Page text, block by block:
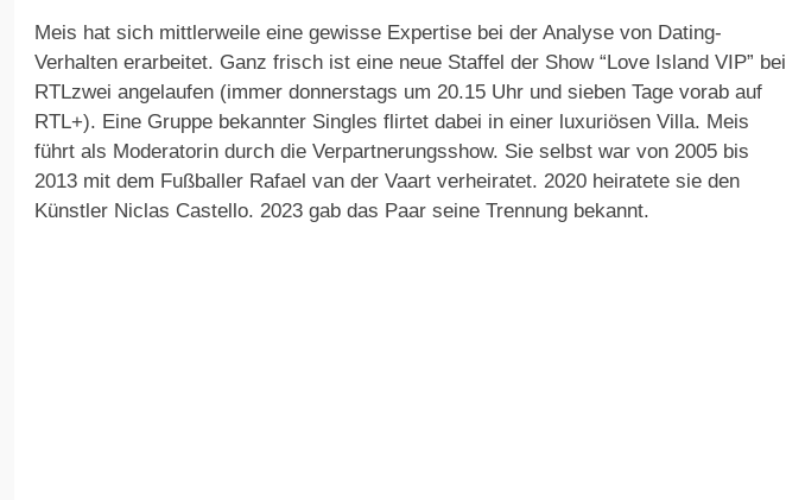
Meis hat sich mittlerweile eine gewisse Expertise bei der Analyse von Dating-
Verhalten erarbeitet. Ganz frisch ist eine neue Staffel der Show “Love Island VIP” bei
RTLzwei angelaufen (immer donnerstags um 20.15 Uhr und sieben Tage vorab auf
RTL+). Eine Gruppe bekannter Singles flirtet dabei in einer luxuriösen Villa. Meis
führt als Moderatorin durch die Verpartnerungsshow. Sie selbst war von 2005 bis
2013 mit dem Fußballer Rafael van der Vaart verheiratet. 2020 heiratete sie den
Künstler Niclas Castello. 2023 gab das Paar seine Trennung bekannt.